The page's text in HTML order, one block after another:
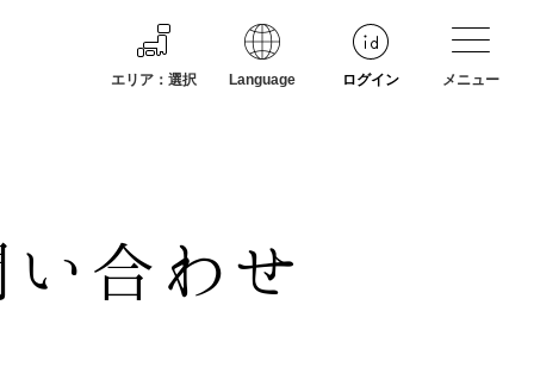
エリア ： 選択 Language ログイン メニュー
合わせ